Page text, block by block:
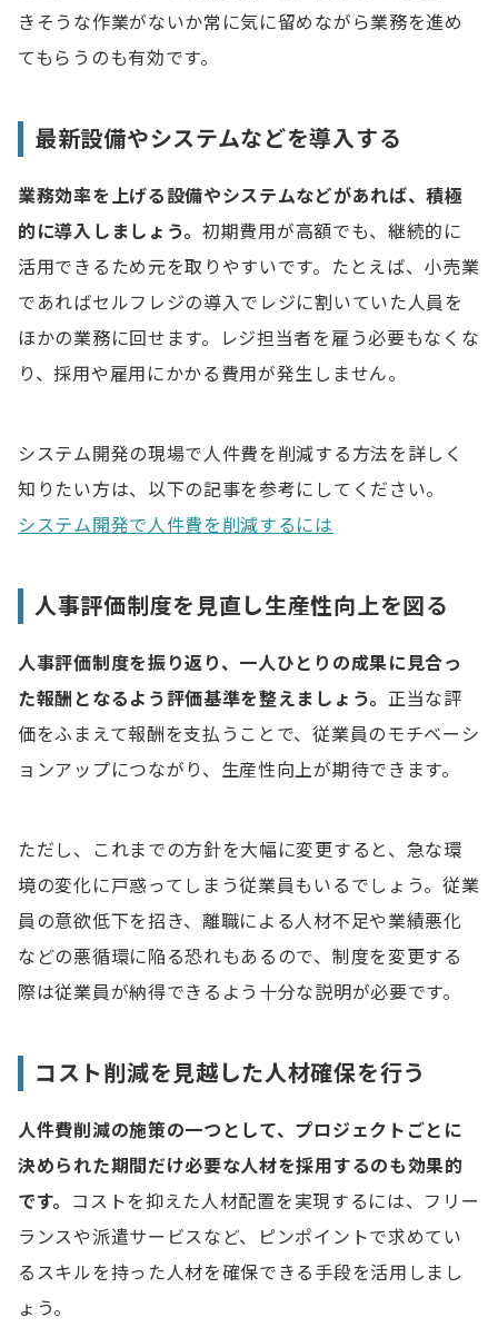
きそうな作業がないか常に気に留めながら業務を進め
てもらうのも有効です。
最新設備やシステムなどを導入する
業務効率を上げる設備やシステムなどがあれば、積極
的に導入しましょう。 初期費用が高額でも、継続的に
活用できるため元を取りやすいです。たとえば、小売業
であればセルフレジの導入でレジに割いていた人員を
ほかの業務に回せます。レジ担当者を雇う必要もなくな
り、採用や雇用にかかる費用が発生しません。
システム開発の現場で人件費を削減する方法を詳しく
知りたい方は、以下の記事を参考にしてください。
システム開発で人件費を削減するには
人事評価制度を見直し生産性向上を図る
人事評価制度を振り返り、一人ひとりの成果に見合っ
た報酬となるよう評価基準を整えましょう。 正当な評
価をふまえて報酬を支払うことで、従業員のモチベーシ
ョンアップにつながり、生産性向上が期待できます。
ただし、これまでの方針を大幅に変更すると、急な環
境の変化に戸惑ってしまう従業員もいるでしょう。従業
員の意欲低下を招き、離職による人材不足や業績悪化
などの悪循環に陥る恐れもあるので、制度を変更する
際は従業員が納得できるよう十分な説明が必要です。
コスト削減を見越した人材確保を行う
人件費削減の施策の一つとして、プロジェクトごとに
決められた期間だけ必要な人材を採用するのも効果的
です。 コストを抑えた人材配置を実現するには、フリー
ランスや派遣サービスなど、ピンポイントで求めてい
るスキルを持った人材を確保できる手段を活用しまし
ょう。